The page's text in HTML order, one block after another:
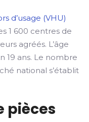
d’usage (VHU)
1 600 centres de
agréés. L’âge
19 ans. Le nombre
national s’établit
pièces